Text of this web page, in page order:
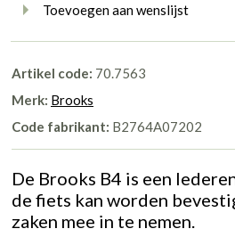
Toevoegen aan wenslijst
Artikel code: 70.7563
Merk: Brooks
Code fabrikant: B2764A07202
De Brooks B4 is een
de fiets kan worden
zaken mee in te nemen.